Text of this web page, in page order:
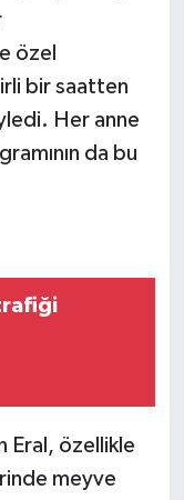
özel
bir saatten
Her anne
da bu
Eral, özellikle
meyve